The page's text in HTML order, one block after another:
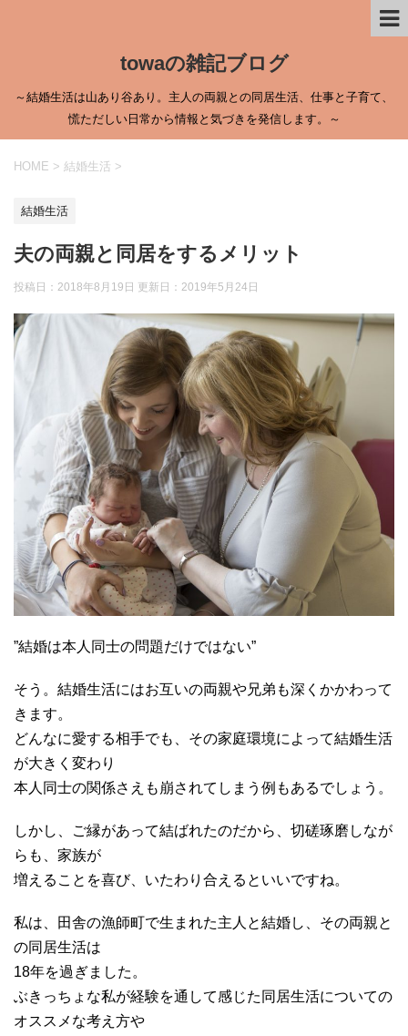
towaの雑記ブログ
～結婚生活は山あり谷あり。主人の両親との同居生活、仕事と子育て、
慌ただしい日常から情報と気づきを発信します。～
HOME > 結婚生活 >
結婚生活
夫の両親と同居をするメリット
投稿日：2018年8月19日 更新日： 2019年5月24日
”結婚は本人同士の問題だけではない”
そう。結婚生活にはお互いの両親や兄弟も深くかかわって
きます。
どんなに愛する相手でも、その家庭環境によって結婚生活
が大きく変わり
本人同士の関係さえも崩されてしまう例もあるでしょう。
しかし、ご縁があって結ばれたのだから、切磋琢磨しなが
らも、家族が
増えることを喜び、いたわり合えるといいですね。
私は、田舎の漁師町で生まれた主人と結婚し、その両親と
の同居生活は
18年を過ぎました。
ぶきっちょな私が経験を通して感じた同居生活についての
オススメな考え方や